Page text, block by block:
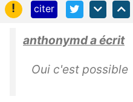
!
citer
anthonymd a écrit
Oui c'est possible